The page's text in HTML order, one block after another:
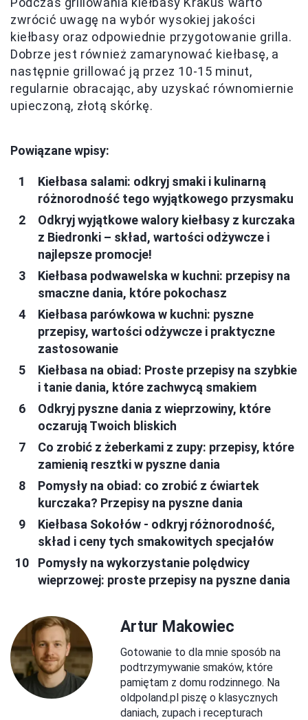
zwrócić uwagę na wybór wysokiej jakości
kiełbasy oraz odpowiednie przygotowanie grilla.
Dobrze jest również zamarynować kiełbasę, a
następnie grillować ją przez 10-15 minut,
regularnie obracając, aby uzyskać równomiernie
upieczoną, złotą skórkę.
Powiązane wpisy:
Kiełbasa salami: odkryj smaki i kulinarną
różnorodność tego wyjątkowego przysmaku
Odkryj wyjątkowe walory kiełbasy z kurczaka
z Biedronki – skład, wartości odżywcze i
najlepsze promocje!
Kiełbasa podwawelska w kuchni: przepisy na
smaczne dania, które pokochasz
Kiełbasa parówkowa w kuchni: pyszne
przepisy, wartości odżywcze i praktyczne
zastosowanie
Kiełbasa na obiad: Proste przepisy na szybkie
i tanie dania, które zachwycą smakiem
Odkryj pyszne dania z wieprzowiny, które
oczarują Twoich bliskich
Co zrobić z żeberkami z zupy: przepisy, które
zamienią resztki w pyszne dania
Pomysły na obiad: co zrobić z ćwiartek
kurczaka? Przepisy na pyszne dania
Kiełbasa Sokołów - odkryj różnorodność,
skład i ceny tych smakowitych specjałów
Pomysły na wykorzystanie polędwicy
wieprzowej: proste przepisy na pyszne dania
Artur Makowiec
Gotowanie to dla mnie sposób na
podtrzymywanie smaków, które
pamiętam z domu rodzinnego. Na
oldpoland.pl piszę o klasycznych
daniach, zupach i recepturach